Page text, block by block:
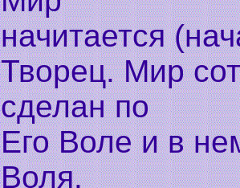
начитается
Творец. Мир
сделан по
Его Воле и в
Воля.